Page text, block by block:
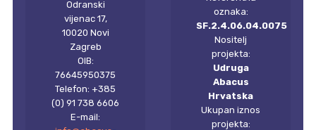
Odranski
vijenac 17,
10020 Novi
Zagreb
OIB:
76645950375
Telefon: +385
(0) 91 738 6606
E-mail:
oznaka:
SF.2.4.06.04.0075
Nositelj
projekta:
Udruga
Abacus
Hrvatska
Ukupan iznos
projekta: